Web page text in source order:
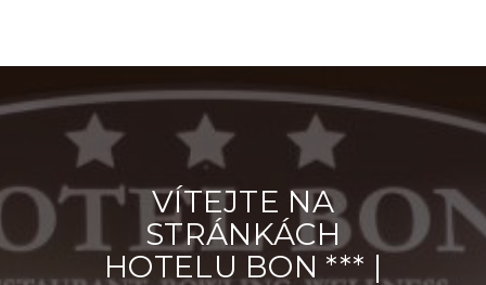
VÍTEJTE NA
STRÁNKÁCH
HOTELU BON *** |